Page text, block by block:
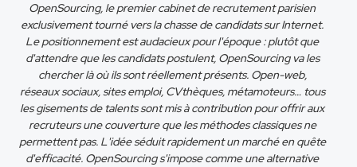
OpenSourcing, le premier cabinet de recrutement parisien
exclusivement tourné vers la chasse de candidats sur Internet.
Le positionnement est audacieux pour l'époque : plutôt que
d'attendre que les candidats postulent, OpenSourcing va les
chercher là où ils sont réellement présents. Open-web,
réseaux sociaux, sites emploi, CVthèques, métamoteurs… tous
les gisements de talents sont mis à contribution pour offrir aux
recruteurs une couverture que les méthodes classiques ne
permettent pas. L'idée séduit rapidement un marché en quête
d'efficacité. OpenSourcing s'impose comme une alternative